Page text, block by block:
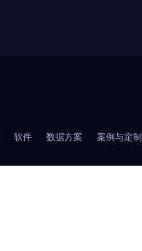
软件 数据方案 案例与定制